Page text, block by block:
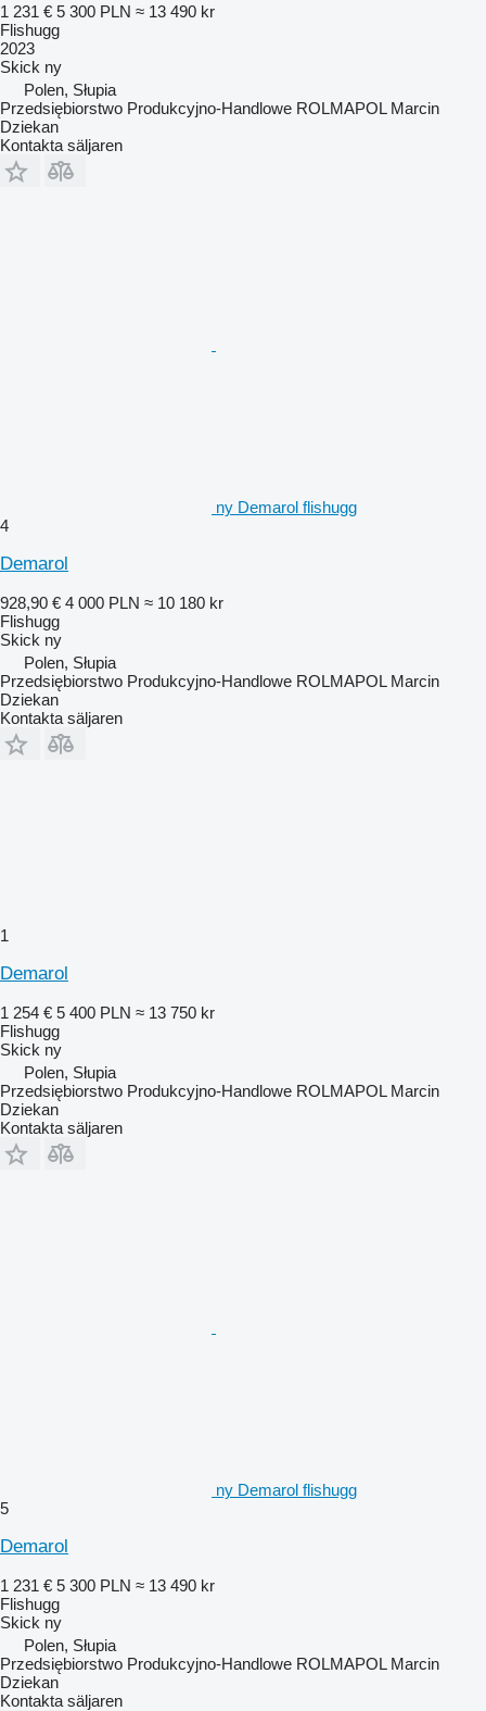
1 231 € 5 300 PLN ≈ 13 490 kr
Flishugg
2023
Skick ny
Polen, Słupia
Przedsiębiorstwo Produkcyjno-Handlowe ROLMAPOL Marcin
Dziekan
Kontakta säljaren
ny Demarol flishugg
4
Demarol
928,90 € 4 000 PLN ≈ 10 180 kr
Flishugg
Skick ny
Polen, Słupia
Przedsiębiorstwo Produkcyjno-Handlowe ROLMAPOL Marcin
Dziekan
Kontakta säljaren
1
Demarol
1 254 € 5 400 PLN ≈ 13 750 kr
Flishugg
Skick ny
Polen, Słupia
Przedsiębiorstwo Produkcyjno-Handlowe ROLMAPOL Marcin
Dziekan
Kontakta säljaren
ny Demarol flishugg
5
Demarol
1 231 € 5 300 PLN ≈ 13 490 kr
Flishugg
Skick ny
Polen, Słupia
Przedsiębiorstwo Produkcyjno-Handlowe ROLMAPOL Marcin
Dziekan
Kontakta säljaren